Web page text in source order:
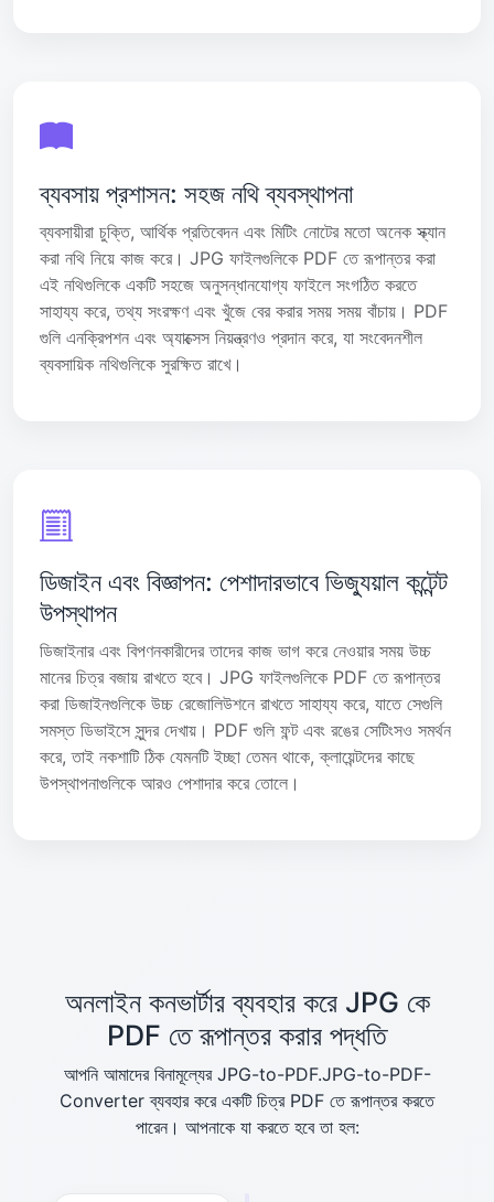
ব্যবসায় প্রশাসন: সহজ নথি ব্যবস্থাপনা
ব্যবসায়ীরা চুক্তি, আর্থিক প্রতিবেদন এবং মিটিং নোটের মতো অনেক স্ক্যান
করা নথি নিয়ে কাজ করে। JPG ফাইলগুলিকে PDF তে রূপান্তর করা
এই নথিগুলিকে একটি সহজে অনুসন্ধানযোগ্য ফাইলে সংগঠিত করতে
সাহায্য করে, তথ্য সংরক্ষণ এবং খুঁজে বের করার সময় সময় বাঁচায়। PDF
গুলি এনক্রিপশন এবং অ্যাক্সেস নিয়ন্ত্রণও প্রদান করে, যা সংবেদনশীল
ব্যবসায়িক নথিগুলিকে সুরক্ষিত রাখে।
ডিজাইন এবং বিজ্ঞাপন: পেশাদারভাবে ভিজ্যুয়াল কন্টেন্ট
উপস্থাপন
ডিজাইনার এবং বিপণনকারীদের তাদের কাজ ভাগ করে নেওয়ার সময় উচ্চ
মানের চিত্র বজায় রাখতে হবে। JPG ফাইলগুলিকে PDF তে রূপান্তর
করা ডিজাইনগুলিকে উচ্চ রেজোলিউশনে রাখতে সাহায্য করে, যাতে সেগুলি
সমস্ত ডিভাইসে সুন্দর দেখায়। PDF গুলি ফন্ট এবং রঙের সেটিংসও সমর্থন
করে, তাই নকশাটি ঠিক যেমনটি ইচ্ছা তেমন থাকে, ক্লায়েন্টদের কাছে
উপস্থাপনাগুলিকে আরও পেশাদার করে তোলে।
অনলাইন কনভার্টার ব্যবহার করে JPG কে
PDF তে রূপান্তর করার পদ্ধতি
আপনি আমাদের বিনামূল্যের JPG-to-PDF.JPG-to-PDF-
Converter ব্যবহার করে একটি চিত্র PDF তে রূপান্তর করতে
পারেন। আপনাকে যা করতে হবে তা হল: